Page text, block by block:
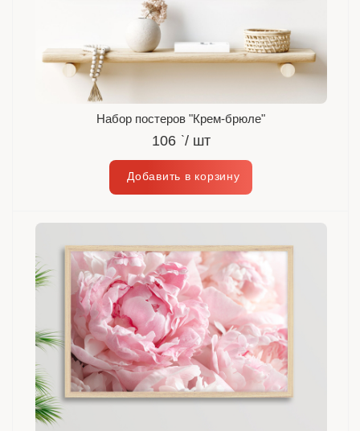
Набор постеров "Крем-брюле"
106`/ шт